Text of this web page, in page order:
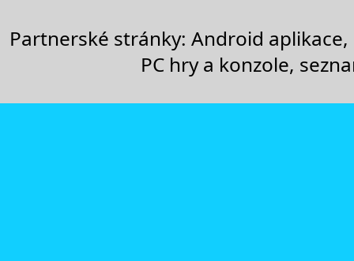
Partnerské stránky:Android aplikace,
PC hry a konzole,